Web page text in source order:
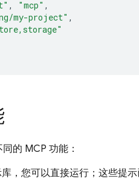
, "mcp" ,
my-project" ,
的 MCP 功能：
库，您可以直接运行；这些提